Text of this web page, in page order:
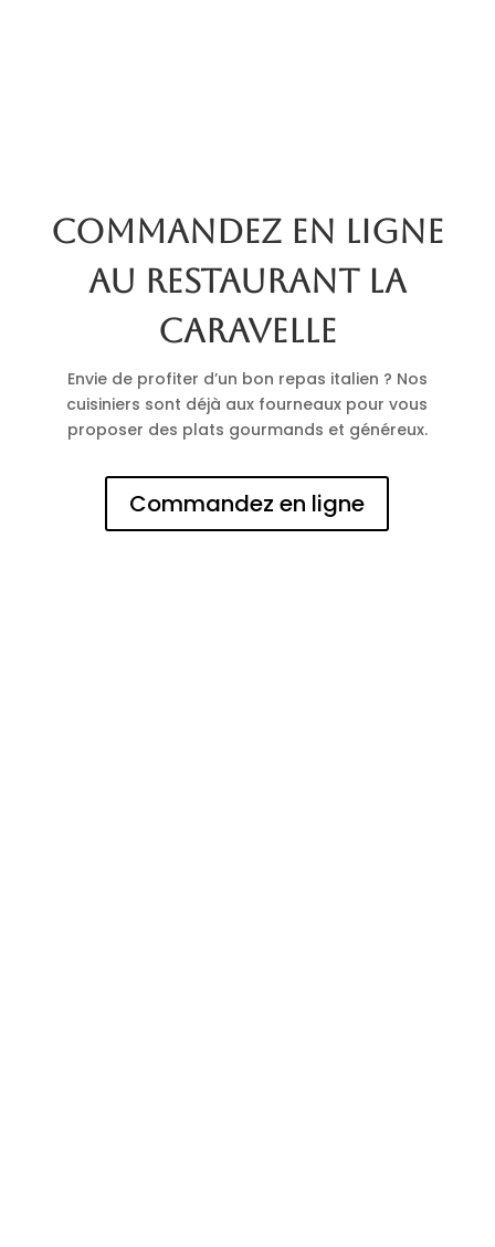
Commandez en ligne
au restaurant La
Caravelle
Envie de profiter d’un bon repas italien ? Nos
cuisiniers sont déjà aux fourneaux pour vous
proposer des plats gourmands et généreux.
Commandez en ligne